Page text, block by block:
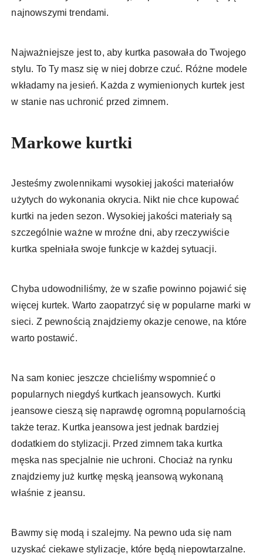
najnowszymi trendami.
Najważniejsze jest to, aby kurtka pasowała do Twojego
stylu. To Ty masz się w niej dobrze czuć. Różne modele
wkładamy na jesień. Każda z wymienionych kurtek jest
w stanie nas uchronić przed zimnem.
Markowe kurtki
Jesteśmy zwolennikami wysokiej jakości materiałów
użytych do wykonania okrycia. Nikt nie chce kupować
kurtki na jeden sezon. Wysokiej jakości materiały są
szczególnie ważne w mroźne dni, aby rzeczywiście
kurtka spełniała swoje funkcje w każdej sytuacji.
Chyba udowodniliśmy, że w szafie powinno pojawić się
więcej kurtek. Warto zaopatrzyć się w popularne marki w
sieci. Z pewnością znajdziemy okazje cenowe, na które
warto postawić.
Na sam koniec jeszcze chcieliśmy wspomnieć o
popularnych niegdyś kurtkach jeansowych. Kurtki
jeansowe cieszą się naprawdę ogromną popularnością
także teraz. Kurtka jeansowa jest jednak bardziej
dodatkiem do stylizacji. Przed zimnem taka kurtka
męska nas specjalnie nie uchroni. Chociaż na rynku
znajdziemy już kurtkę męską jeansową wykonaną
właśnie z jeansu.
Bawmy się modą i szalejmy. Na pewno uda się nam
uzyskać ciekawe stylizacje, które będą niepowtarzalne.